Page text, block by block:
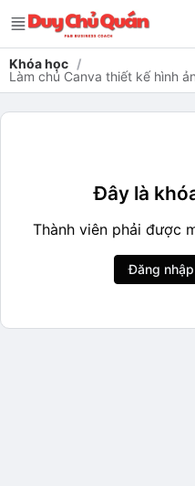
Khóa học /
Làm chủ Canva thiết kế hình
Đây là
Thành viên phải được
Đăng